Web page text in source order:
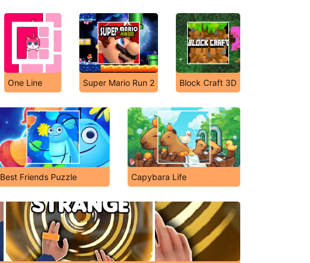
One Line Super Mario Run 2 Block Craft 3D
Best Friends Puzzle Capybara Life